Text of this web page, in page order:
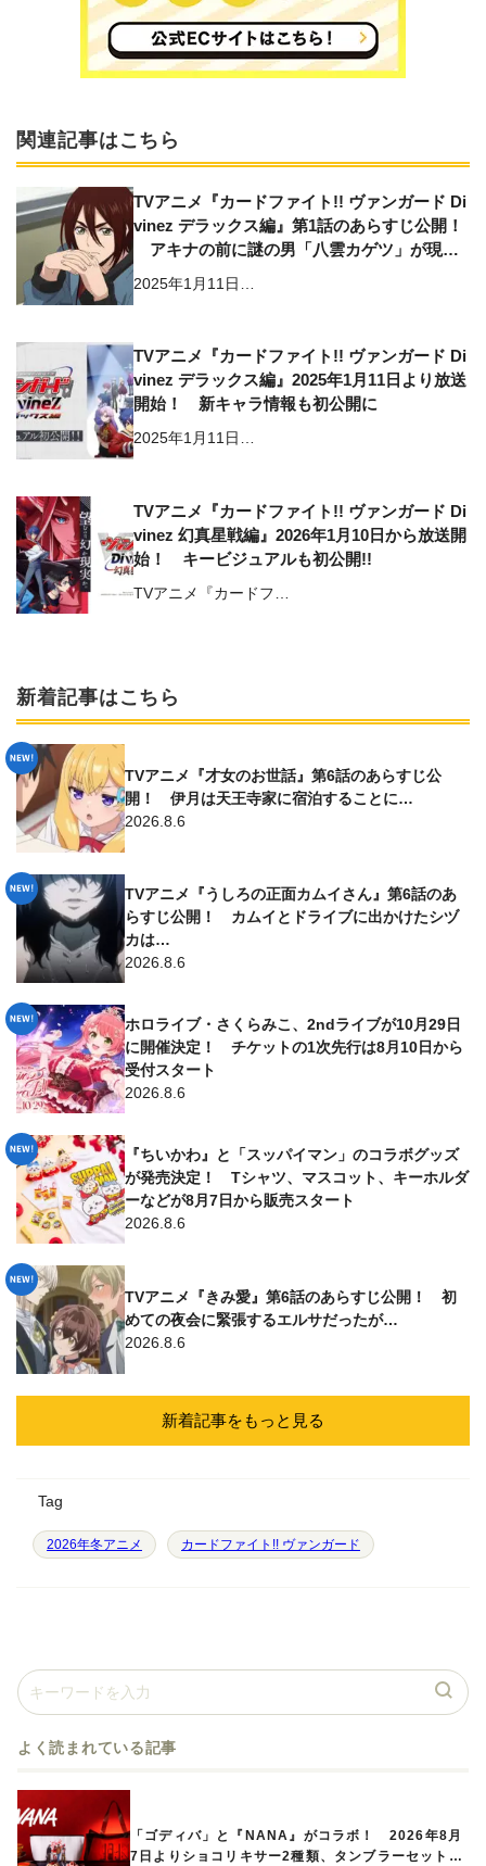
関連記事はこちら
TVアニメ『カードファイト!! ヴァンガード Di
vinez デラックス編』第1話のあらすじ公開！
アキナの前に謎の男「八雲カゲツ」が現れ
2025年1月11日…
TVアニメ『カードファイト!! ヴァンガード Di
vinez デラックス編』2025年1月11日より放送
開始！ 新キャラ情報も初公開に
2025年1月11日…
TVアニメ『カードファイト!! ヴァンガード Di
vinez 幻真星戦編』2026年1月10日から放送開
始！ キービジュアルも初公開!!
TVアニメ『カードフ…
新着記事はこちら
TVアニメ『才女のお世話』第6話のあらすじ公
開！ 伊月は天王寺家に宿泊することに…
2026.8.6
TVアニメ『うしろの正面カムイさん』第6話のあ
らすじ公開！ カムイとドライブに出かけたシヅ
カは…
2026.8.6
ホロライブ・さくらみこ、2ndライブが10月29日
に開催決定！ チケットの1次先行は8月10日から
受付スタート
2026.8.6
『ちいかわ』と「スッパイマン」のコラボグッズ
が発売決定！ Tシャツ、マスコット、キーホルダ
ーなどが8月7日から販売スタート
2026.8.6
TVアニメ『きみ愛』第6話のあらすじ公開！ 初
めての夜会に緊張するエルサだったが…
2026.8.6
新着記事をもっと見る
Tag
2026年冬アニメ カードファイト!! ヴァンガード
よく読まれている記事
「ゴディバ」と『NANA』がコラボ！ 2026年8月
7日よりショコリキサー2種類、タンブラーセットな